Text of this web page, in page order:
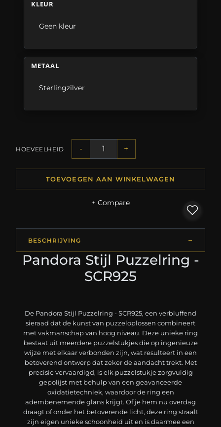
KLEUR
Geen kleur
METAAL
Sterlingzilver
HOEVEELHEID - +
TOEVOEGEN AAN WINKELWAGEN
+ Compare
BESCHRIJVING
Pandora Stijl Puzzelring -
SCR925
De Pandora Stijl Puzzelring - SCR925, een verbluffend
sieraad dat de kunst van puzzeloplossen combineert
met vakmanschap van hoog niveau. Deze unieke ring
bestaat uit meerdere puzzelstukjes die op ingenieuze
wijze met elkaar verbonden zijn, wat resulteert in een
betoverend ontwerp dat zeker de aandacht trekt. Met
precisie vervaardigd, is elk puzzelstukje zorgvuldig
gepolijst met behulp van een geavanceerde
oxidatietechniek, waardoor de ring een
adembenemende glans krijgt. Of je hem nu overdag
draagt of onder het betoverende licht, deze ring straalt
zijn eigen unieke schoonheid uit en is daarmee een